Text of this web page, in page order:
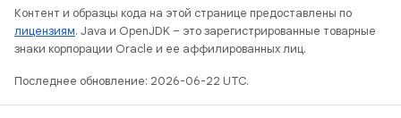
Контент и образцы кода на этой странице предоставлены по
лицензиям. Java и OpenJDK – это зарегистрированные товарные
знаки корпорации Oracle и ее аффилированных лиц.
Последнее обновление: 2026-06-22 UTC.